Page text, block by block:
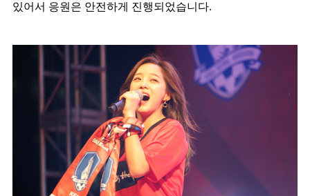
있어서 응원은 안전하게 진행되었습니다.